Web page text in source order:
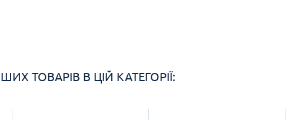
ТОВАРІВ В ЦІЙ КАТЕГОРІЇ: